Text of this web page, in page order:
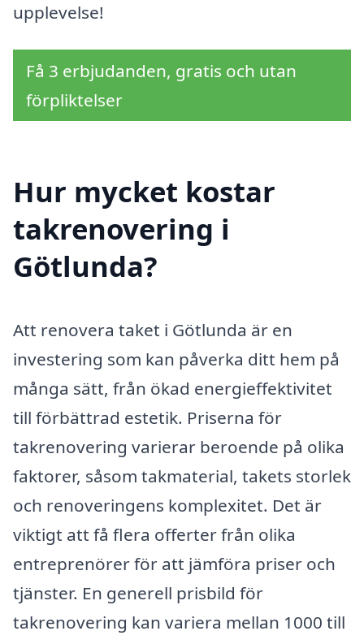
upplevelse!
Få 3 erbjudanden, gratis och utan
förpliktelser
Hur mycket kostar
takrenovering i
Götlunda?
Att renovera taket i Götlunda är en
investering som kan påverka ditt hem på
många sätt, från ökad energieffektivitet
till förbättrad estetik. Priserna för
takrenovering varierar beroende på olika
faktorer, såsom takmaterial, takets storlek
och renoveringens komplexitet. Det är
viktigt att få flera offerter från olika
entreprenörer för att jämföra priser och
tjänster. En generell prisbild för
takrenovering kan variera mellan 1000 till